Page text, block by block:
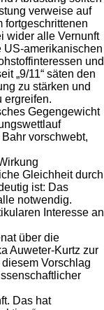
verweise auf
fortgeschrittenen
wider alle Vernunft
US-amerikanischen
und
„9/11“ säten den
zu stärken und
ergreifen.
Gegengewicht
vorschwebt,
Gleichheit durch
ist: Das
notwendig.
Interesse an
über die
Auweter-Kurtz zur
Vorschlag
Das hat